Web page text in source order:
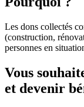
Les dons collectés
(construction,
personnes en
Vous
et devenir